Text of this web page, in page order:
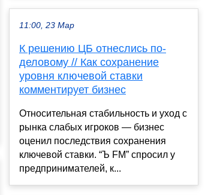
11:00, 23 Мар
К решению ЦБ отнеслись по-
деловому // Как сохранение
уровня ключевой ставки
комментирует бизнес
Относительная стабильность и уход с
рынка слабых игроков — бизнес
оценил последствия сохранения
ключевой ставки. “Ъ FM” спросил у
предпринимателей, к...